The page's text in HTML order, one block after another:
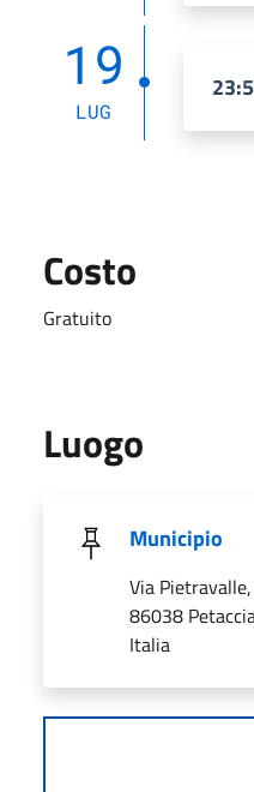
19
LUG
Costo
Gratuito
Luogo
Municipio
Via
86038
Italia